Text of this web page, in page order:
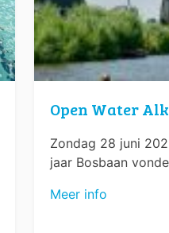
Open Water
Zondag 28 juni
jaar Bosbaan
Meer info